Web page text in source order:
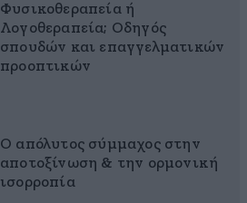
Φυσικοθεραπεία ή
Λογοθεραπεία; Οδηγός
σπουδών και επαγγελματικών
προοπτικών
Ο απόλυτος σύμμαχος στην
αποτοξίνωση & την ορμονική
ισορροπία